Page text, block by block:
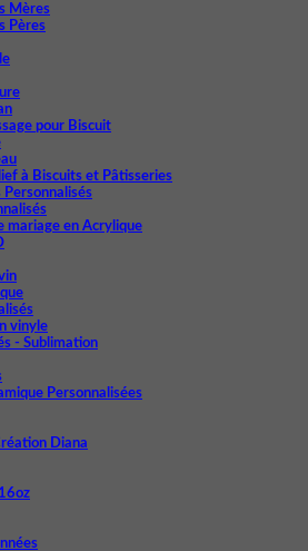
Mères
Pères
pour Biscuit
à Biscuits et Pâtisseries
mariage en Acrylique
vinyle
- Sublimation
Personnalisées
Diana